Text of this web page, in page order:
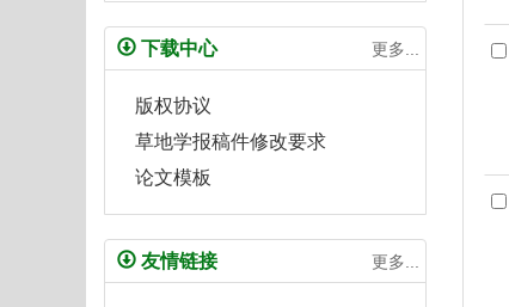
下载中心 更多...
版权协议
草地学报稿件修改要求
论文模板
友情链接 更多...